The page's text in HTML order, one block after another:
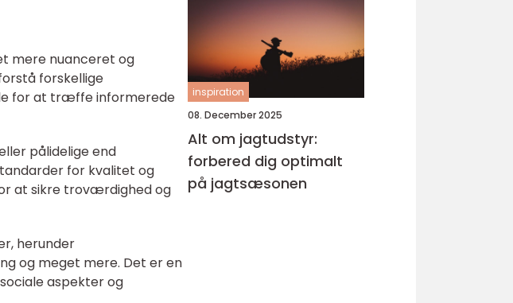
mere nuanceret og
forskellige
for at træffe informerede
pålidelige end
for kvalitet og
at sikre troværdighed og
herunder
og meget mere. Det er en
aspekter og
inspiration
08. December 2025
Alt om jagtudstyr:
forbered dig optimalt
på jagtsæsonen